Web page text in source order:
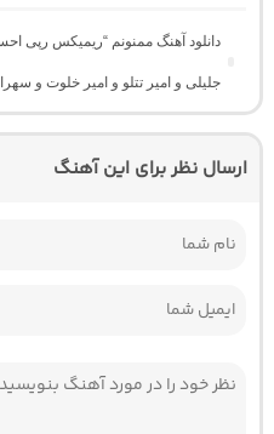
دانلود آهنگ ممنونم “ریمیکس
جلیلی و امیر تتلو و امیر خلوت و
ارسال نظر برای این آهنگ